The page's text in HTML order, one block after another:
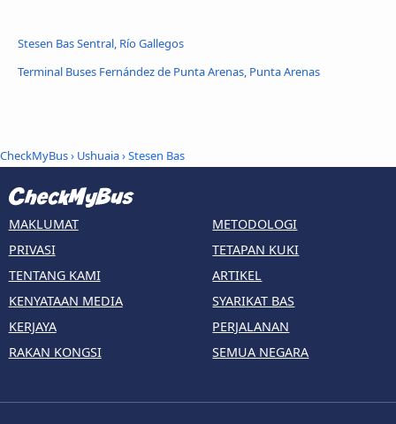
Stesen Bas Sentral, Río Gallegos
Terminal Buses Fernández de Punta Arenas, Punta Arenas
CheckMyBus› Ushuaia› Stesen Bas
MAKLUMAT
PRIVASI
TENTANG KAMI
KENYATAAN MEDIA
KERJAYA
RAKAN KONGSI
METODOLOGI
TETAPAN KUKI
ARTIKEL
SYARIKAT BAS
PERJALANAN
SEMUA NEGARA